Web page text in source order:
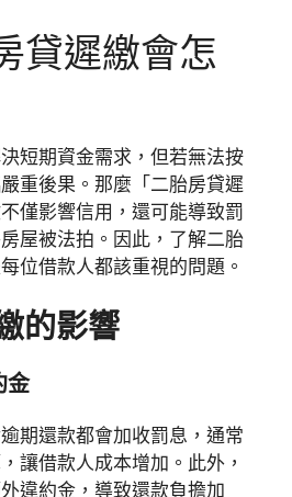
貸遲繳會怎
短期資金需求，但若無法按
重後果。那麼「二胎房貸遲
僅影響信用，還可能導致罰
屋被法拍。因此，了解二胎
位借款人都該重視的問題。
的影響
金
期還款都會加收罰息，通常
讓借款人成本增加。此外，
違約金，導致還款負擔加